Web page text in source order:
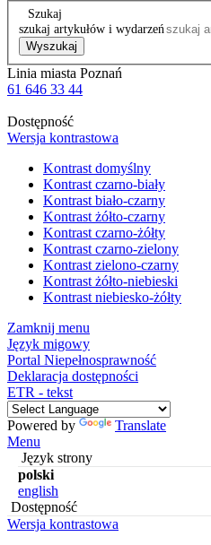
Szukaj
szukaj artykułów i wydarzeń
Wyszukaj
Linia miasta Poznań
61 646 33 44
Dostępność
Wersja kontrastowa
Kontrast domyślny
Kontrast czarno-biały
Kontrast biało-czarny
Kontrast żółto-czarny
Kontrast czarno-żółty
Kontrast czarno-zielony
Kontrast zielono-czarny
Kontrast żółto-niebieski
Kontrast niebiesko-żółty
Zamknij menu
Język migowy
Portal Niepełnosprawność
Deklaracja dostępności
ETR - tekst
Powered by
Translate
Menu
Język strony
polski
english
Dostępność
Wersja kontrastowa